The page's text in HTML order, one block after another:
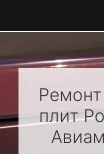
плит